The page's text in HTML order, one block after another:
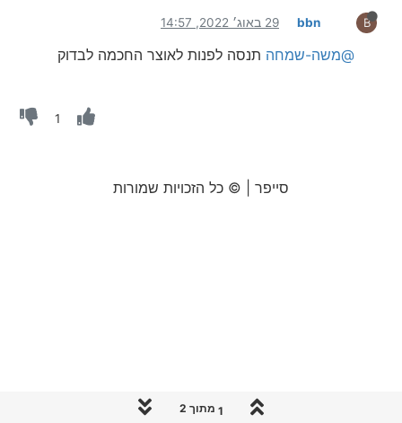
B
bbn 29 באוג׳ 2022, 14:57
@משה-שמחה תנסה לפנות לאוצר החכמה לבדוק
1
1 מתוך 2
סייפר | © כל הזכויות שמורות